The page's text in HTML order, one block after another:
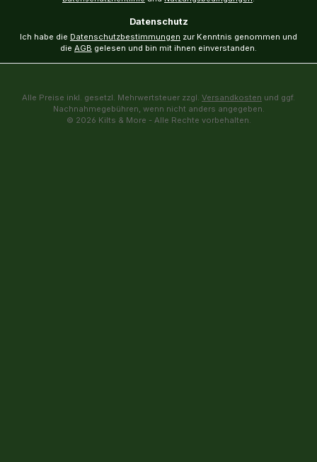
Datenschutz
Ich habe die Datenschutzbestimmungen zur Kenntnis genommen und
die AGB gelesen und bin mit ihnen einverstanden.
Alle Preise inkl. gesetzl. Mehrwertsteuer zzgl. Versandkosten und ggf.
Nachnahmegebühren, wenn nicht anders angegeben.
© 2026 Kilts & More - Alle Rechte vorbehalten.